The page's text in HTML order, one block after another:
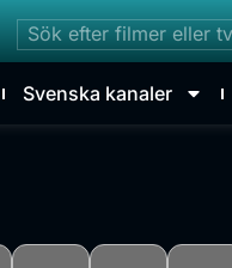
Svenska kanaler